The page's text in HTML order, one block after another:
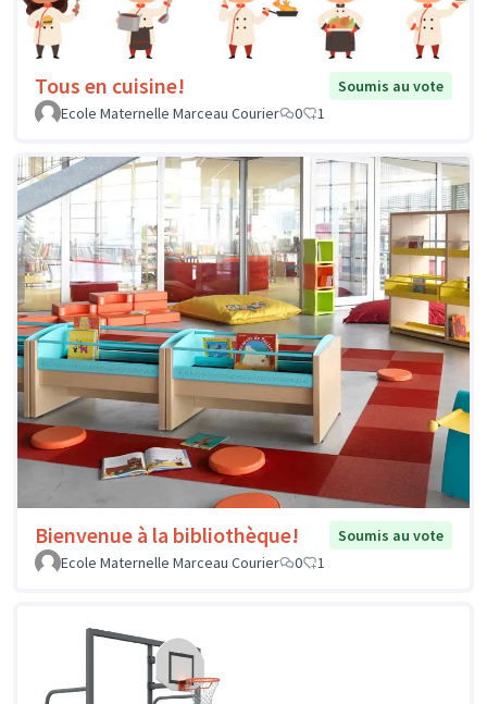
Tous en cuisine!
Soumis au vote
Ecole Maternelle Marceau Courier
0 1
Bienvenue à la bibliothèque!
Soumis au vote
Ecole Maternelle Marceau Courier
0 1